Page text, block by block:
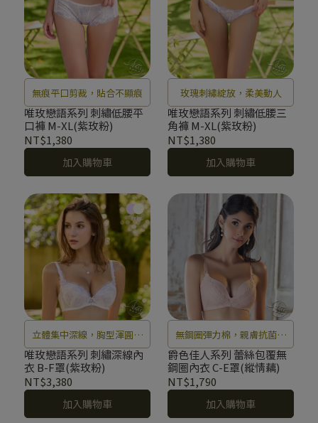
無痕平口剪裁，貼合不顯痕
唯玫戀語系列 刺繡低腰平
口褲 M-XL(紫玫粉)
NT$1,380
加入購物車
玫瑰刺繡綻放，柔美動人
唯玫戀語系列 刺繡低腰三
角褲 M-XL(紫玫粉)
NT$1,380
加入購物車
立體集中深線，胸型渾圓迷
人
唯玫戀語系列 刺繡深線內
衣 B-F罩(紫玫粉)
NT$3,380
加入購物車
無鋼圈彈力棉，親膚抗菌保
濕不悶熱
爵色佳人系列 蕾絲包覆無
鋼圈內衣 C-E罩(縱情藕)
NT$1,790
加入購物車